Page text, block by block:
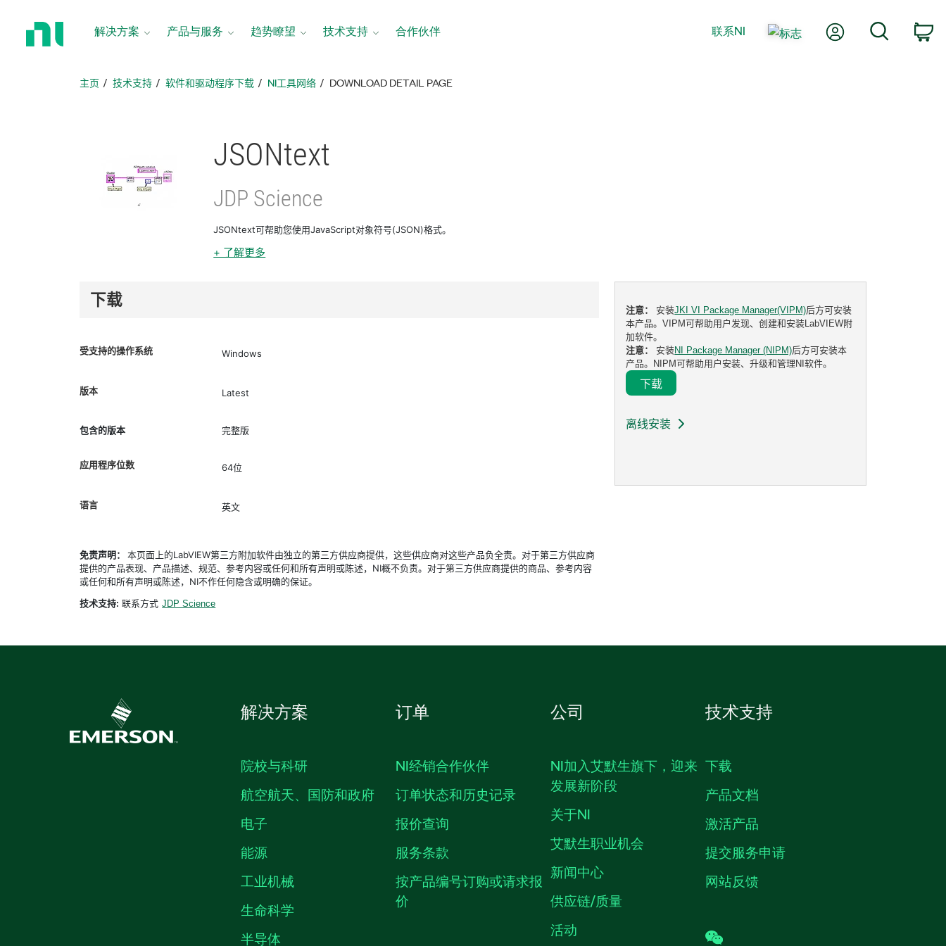
解决方案 产品与服务 趋势瞭望 技术支持 合作伙伴 联系NI 我的账户
主页 技术支持 软件和驱动程序下载 NI工具网络 DOWNLOAD DETAIL PAGE
JSONtext
JDP Science
JSONtext可帮助您使用JavaScript对象符号(JSON)格式。
+ 了解更多
下载
受支持的操作系统 Windows
版本 Latest
包含的版本 完整版
应用程序位数 64位
语言 英文
免责声明：本页面上的LabVIEW第三方附加软件由独立的第三方供应商提供，这些供应商对这些产品负全责。对于第三方供应商
提供的产品表现、产品描述、规范、参考内容或任何和所有声明或陈述，NI概不负责。对于第三方供应商提供的商品、参考内容
或任何和所有声明或陈述，NI不作任何隐含或明确的保证。
技术支持: 联系方式 JDP Science
注意： 安装JKI VI Package Manager(VIPM)后方可安装
本产品。VIPM可帮助用户发现、创建和安装LabVIEW附
加软件。
注意： 安装NI Package Manager (NIPM)后方可安装本
产品。NIPM可帮助用户安装、升级和管理NI软件。
下载
离线安装
解决方案
院校与科研
航空航天、国防和政府
电子
能源
工业机械
生命科学
半导体
订单
NI经销合作伙伴
订单状态和历史记录
报价查询
服务条款
按产品编号订购或请求报
价
公司
NI加入艾默生旗下，迎来
发展新阶段
关于NI
艾默生职业机会
新闻中心
供应链/质量
活动
技术支持
下载
产品文档
激活产品
提交服务申请
网站反馈
wechat